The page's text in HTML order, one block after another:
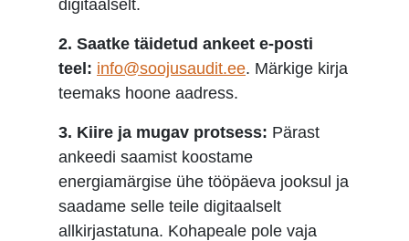
digitaalselt.
2. Saatke täidetud ankeet e-posti
teel: info@soojusaudit.ee. Märkige kirja
teemaks hoone aadress.
3. Kiire ja mugav protsess: Pärast
ankeedi saamist koostame
energiamärgise ühe tööpäeva jooksul ja
saadame selle teile digitaalselt
allkirjastatuna. Kohapeale pole vaja